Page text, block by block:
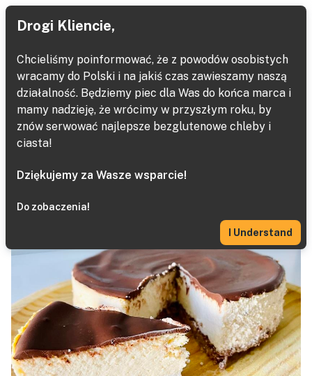
Desery
Home Baked Goods Keto Sernik Next
Drogi Kliencie,
Chcieliśmy poinformować, że z powodów osobistych
wracamy do Polski i na jakiś czas zawieszamy naszą
działalność. Będziemy piec dla Was do końca marca i
mamy nadzieję, że wrócimy w przyszłym roku, by
znów serwować najlepsze bezglutenowe chleby i
ciasta!
Dziękujemy za Wasze wsparcie!
Do zobaczenia!
I Understand